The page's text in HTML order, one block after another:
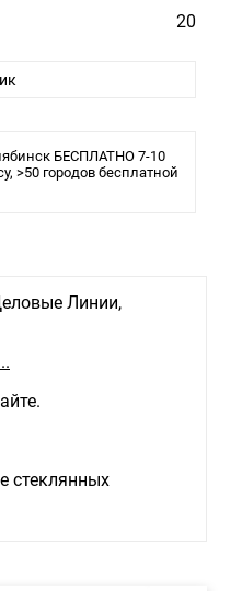
20
БЕСПЛАТНО 7-10
>50 городов бесплатной
Линии,
стеклянных